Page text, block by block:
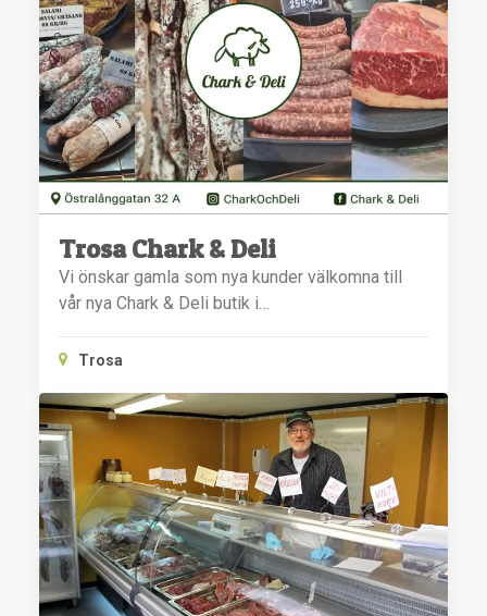
Trosa Chark & Deli
Vi önskar gamla som nya kunder välkomna till
vår nya Chark & Deli butik i…
Trosa